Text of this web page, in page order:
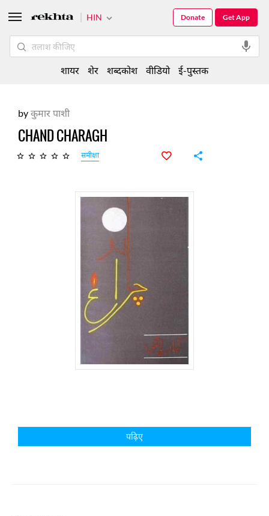
byकुमार पाशी
CHAND CHARAGH
समीक्षा
पढ़िए
HIN Get App
Donate
शायर शेर शब्दकोश वीडियो ई-पुस्तक